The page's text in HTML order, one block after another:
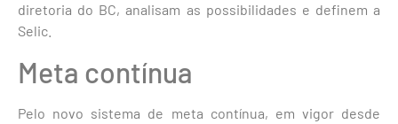
diretoria do BC, analisam as possibilidades e definem a
Selic.
Meta contínua
Pelo novo sistema de meta contínua, em vigor desde